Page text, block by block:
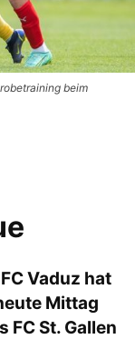
beim
Vaduz hat
Mittag
FC St. Gallen